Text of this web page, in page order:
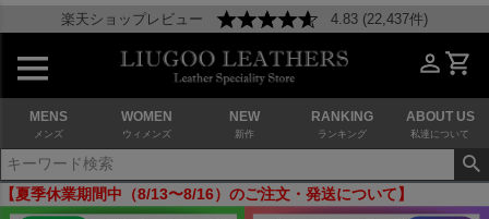
楽天ショップレビュー 4.83 (22,437件)
MENS
メンズ
WOMEN
ウィメンズ
NEW
新作
RANKING
ランキング
ABOUT US
私達について
【夏季休業期間中（8/13〜8/16）のご注文・発送について】